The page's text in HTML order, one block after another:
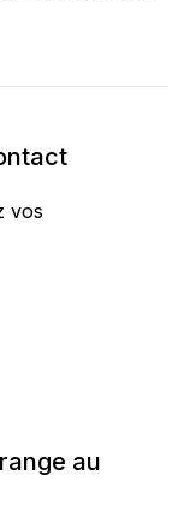
vos
au